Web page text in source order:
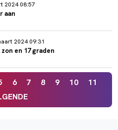
2024 08:57
aan
2024 09:31
en 17 graden
6 7 8 9 10
11